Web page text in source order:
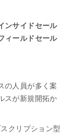
ンサイドセール
ィールドセール
の人員が多く案
スが新規開拓か
クリプション型